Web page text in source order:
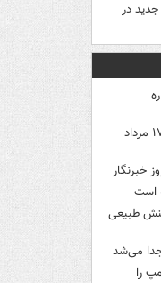
در
صفحه نخست روزنامه‌های شنبه ۱۷ مرداد
خبرنگار
است
طبیعی
جدا می‌شد
را